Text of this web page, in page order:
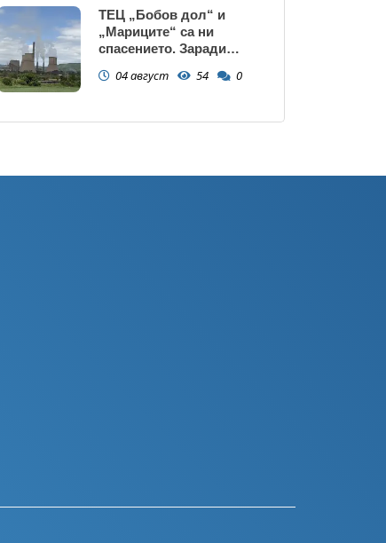
ТЕЦ „Бобов дол“ и
„Мариците“ са ни
спасението. Заради
Козлодуй може да спре
04 август 54 0